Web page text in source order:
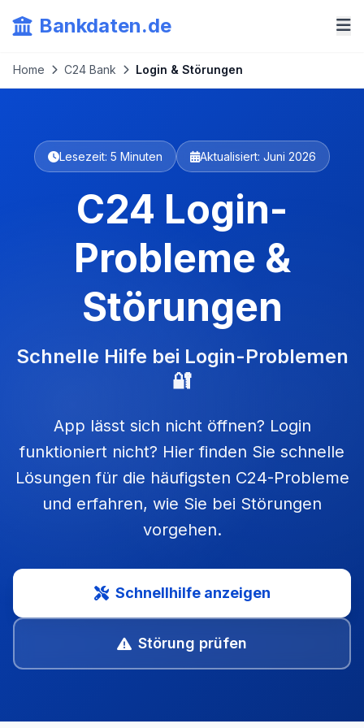
Bankdaten.de
Home C24 Bank Login & Störungen
Lesezeit: 5 Minuten Aktualisiert: Juni 2026
C24 Login-
Probleme &
Störungen
Schnelle Hilfe bei Login-Problemen
🔐
App lässt sich nicht öffnen? Login
funktioniert nicht? Hier finden Sie schnelle
Lösungen für die häufigsten C24-Probleme
und erfahren, wie Sie bei Störungen
vorgehen.
Schnellhilfe anzeigen
Störung prüfen